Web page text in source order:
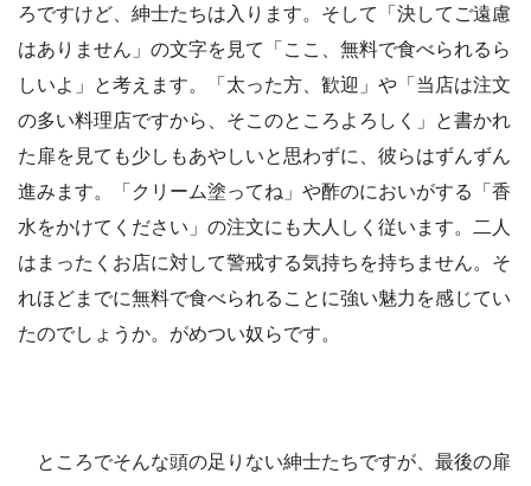
ろですけど、紳士たちは入ります。そして「決してご遠慮
はありません」の文字を見て「ここ、無料で食べられるら
しいよ」と考えます。「太った方、歓迎」や「当店は注文
の多い料理店ですから、そこのところよろしく」と書かれ
た扉を見ても少しもあやしいと思わずに、彼らはずんずん
進みます。「クリーム塗ってね」や酢のにおいがする「香
水をかけてください」の注文にも大人しく従います。二人
はまったくお店に対して警戒する気持ちを持ちません。そ
れほどまでに無料で食べられることに強い魅力を感じてい
たのでしょうか。がめつい奴らです。
ところでそんな頭の足りない紳士たちですが、最後の扉